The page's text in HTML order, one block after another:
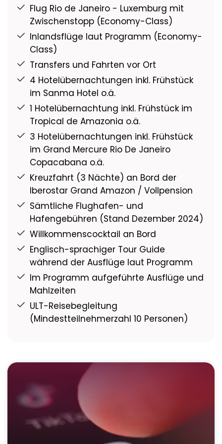
Flug Rio de Janeiro - Luxemburg mit
Zwischenstopp (Economy-Class)
Inlandsflüge laut Programm (Economy-
Class)
Transfers und Fahrten vor Ort
4 Hotelübernachtungen inkl. Frühstück
im Sanma Hotel o.ä.
1 Hotelübernachtung inkl. Frühstück im
Tropical de Amazonia o.ä.
3 Hotelübernachtungen inkl. Frühstück
im Grand Mercure Rio De Janeiro
Copacabana o.ä.
Kreuzfahrt (3 Nächte) an Bord der
Iberostar Grand Amazon / Vollpension
Sämtliche Flughafen- und
Hafengebühren (Stand Dezember 2024)
Willkommenscocktail an Bord
Englisch-sprachiger Tour Guide
während der Ausflüge laut Programm
Im Programm aufgeführte Ausflüge und
Mahlzeiten
ULT-Reisebegleitung
(Mindestteilnehmerzahl 10 Personen)